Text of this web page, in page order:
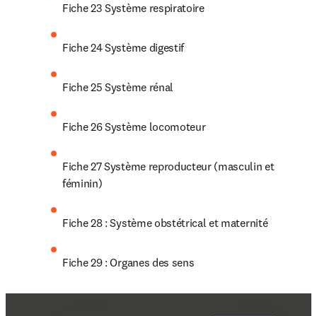
Fiche 23 Système respiratoire
Fiche 24 Système digestif
Fiche 25 Système rénal
Fiche 26 Système locomoteur
Fiche 27 Système reproducteur (masculin et
féminin)
Fiche 28 : Système obstétrical et maternité
Fiche 29 : Organes des sens